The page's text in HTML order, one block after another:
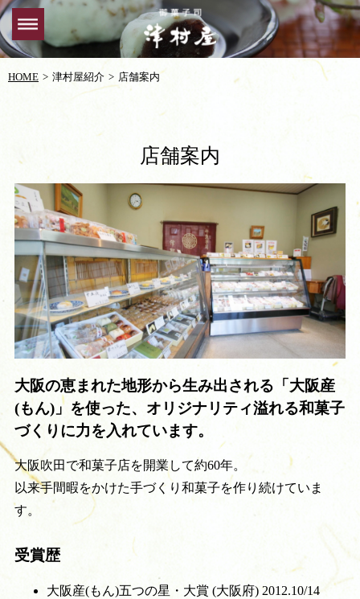
HOME 津村屋紹介 店舗案内
店舗案内
大阪の恵まれた地形から生み出される「大阪産
(もん)」を使った、オリジナリティ溢れる和菓子
づくりに力を入れています。
大阪吹田で和菓子店を開業して約60年。
以来手間暇をかけた手づくり和菓子を作り続けていま
す。
受賞歴
大阪産(もん)五つの星・大賞 (大阪府) 2012.10/14